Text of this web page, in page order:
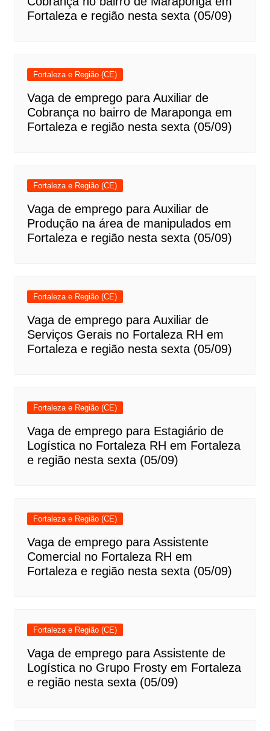
Fortaleza e região nesta sexta (05/09)
Fortaleza e Região (CE)
Vaga de emprego para Auxiliar de
Cobrança no bairro de Maraponga em
Fortaleza e região nesta sexta (05/09)
Fortaleza e Região (CE)
Vaga de emprego para Auxiliar de
Produção na área de manipulados em
Fortaleza e região nesta sexta (05/09)
Fortaleza e Região (CE)
Vaga de emprego para Auxiliar de
Serviços Gerais no Fortaleza RH em
Fortaleza e região nesta sexta (05/09)
Fortaleza e Região (CE)
Vaga de emprego para Estagiário de
Logística no Fortaleza RH em Fortaleza
e região nesta sexta (05/09)
Fortaleza e Região (CE)
Vaga de emprego para Assistente
Comercial no Fortaleza RH em
Fortaleza e região nesta sexta (05/09)
Fortaleza e Região (CE)
Vaga de emprego para Assistente de
Logística no Grupo Frosty em Fortaleza
e região nesta sexta (05/09)